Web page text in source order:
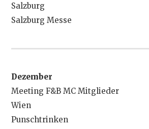
Salzburg
Salzburg Messe
Dezember
Meeting F&B MC Mitglieder
Wien
Punschtrinken